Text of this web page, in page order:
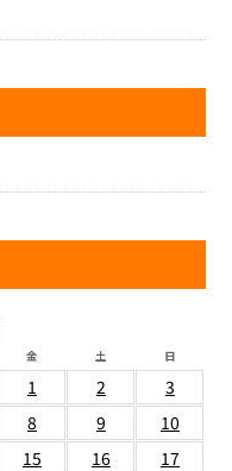
金 土 日
1 2
3
8 9
10
15 16
17